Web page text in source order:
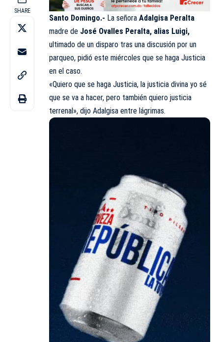
SHARE
Santo Domingo.- La señora Adalgisa Peralta
madre de José Ovalles Peralta, alias Luigi,
ultimado de un disparo tras una discusión por un
parqueo, pidió este miércoles que se haga Justicia
en el caso.
«Quiero que se haga Justicia, la justicia divina yo sé
que se va a hacer, pero también quiero justicia
terrenal», dijo Adalgisa entre lágrimas.